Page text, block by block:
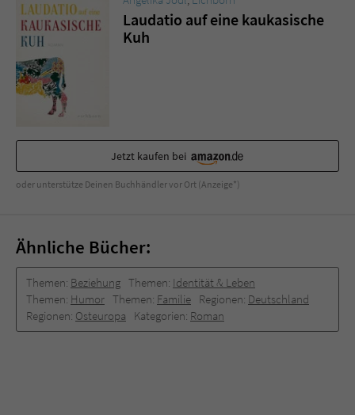
Laudatio auf eine kaukasische
Kuh
Jetzt kaufen bei
oder unterstütze Deinen Buchhändler vor Ort (Anzeige*)
Ähnliche Bücher:
Themen: Beziehung Themen: Identität & Leben
Themen: Humor Themen: Familie Regionen: Deutschland
Regionen: Osteuropa Kategorien: Roman
Sicherheitscode des Kontaktformulars zu
überprüfen.